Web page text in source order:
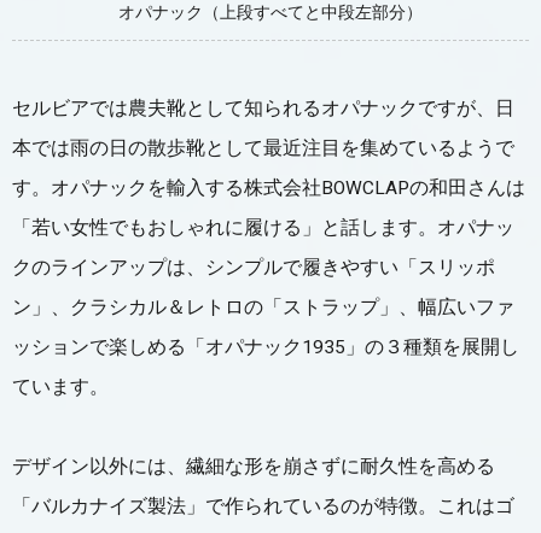
オパナック（上段すべてと中段左部分）
セルビアでは農夫靴として知られるオパナックですが、日
本では雨の日の散歩靴として最近注目を集めているようで
す。オパナックを輸入する株式会社BOWCLAPの和田さんは
「若い女性でもおしゃれに履ける」と話します。オパナッ
クのラインアップは、シンプルで履きやすい「スリッポ
ン」、クラシカル＆レトロの「ストラップ」、幅広いファ
ッションで楽しめる「オパナック1935」の３種類を展開し
ています。
デザイン以外には、繊細な形を崩さずに耐久性を高める
「バルカナイズ製法」で作られているのが特徴。これはゴ